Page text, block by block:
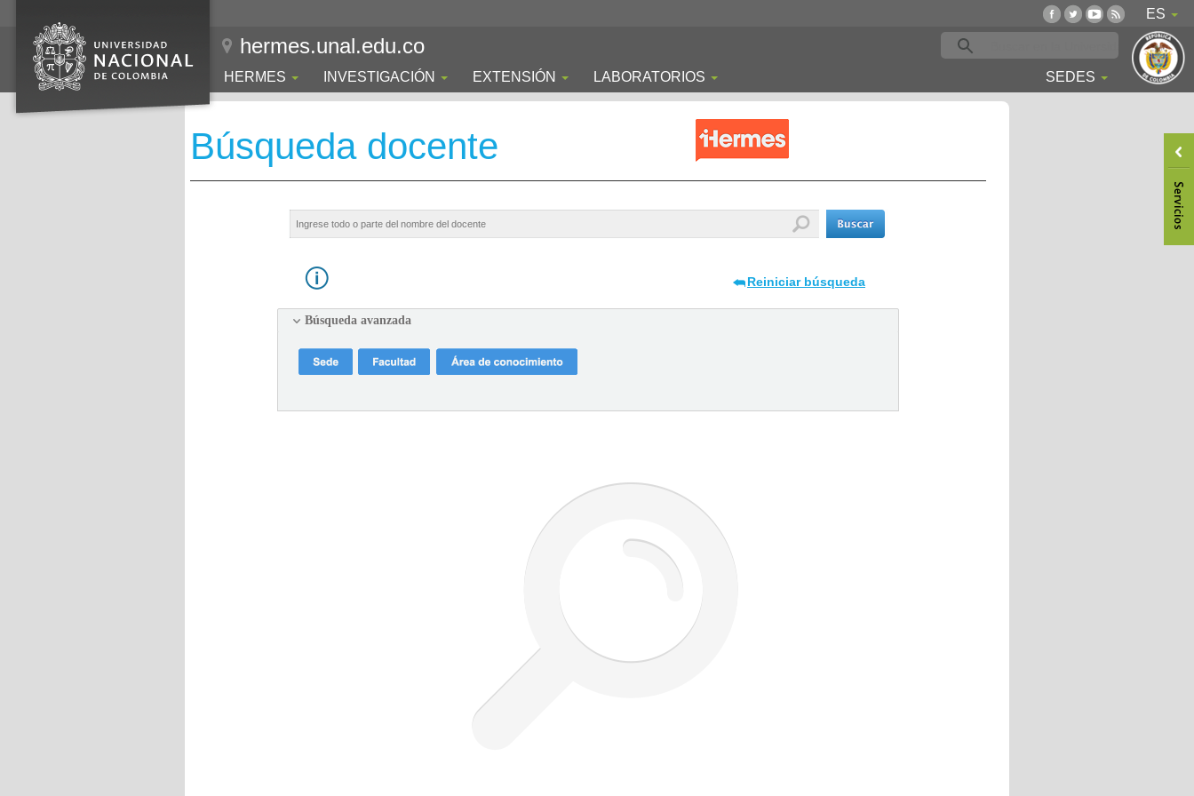
ES
hermes.unal.edu.co
HERMES INVESTIGACIÓN EXTENSIÓN LABORATORIOS SEDES
Búsqueda docente
Reiniciar búsqueda
Búsqueda avanzada